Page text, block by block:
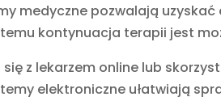
medyczne pozwalają uzyskać
kontynuacja terapii jest
z lekarzem online lub
elektroniczne ułatwiają